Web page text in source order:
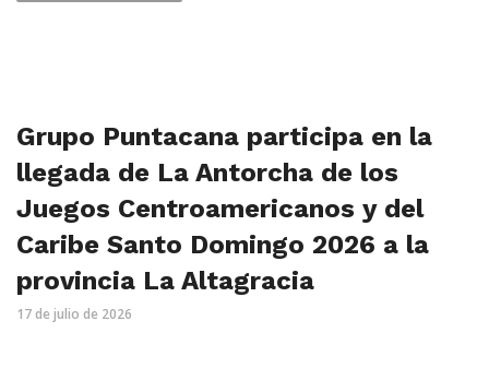
Grupo Puntacana participa en la
llegada de La Antorcha de los
Juegos Centroamericanos y del
Caribe Santo Domingo 2026 a la
provincia La Altagracia
17 de julio de 2026